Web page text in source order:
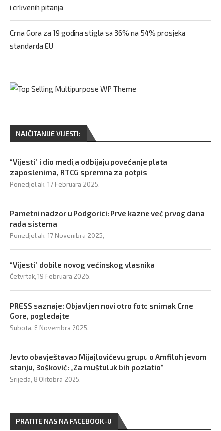
i crkvenih pitanja
Crna Gora za 19 godina stigla sa 36% na 54% prosjeka
standarda EU
NAJČITANIJE VIJESTI:
“Vijesti” i dio medija odbijaju povećanje plata
zaposlenima, RTCG spremna za potpis
Ponedjeljak, 17 Februara 2025,
Pametni nadzor u Podgorici: Prve kazne već prvog dana
rada sistema
Ponedjeljak, 17 Novembra 2025,
“Vijesti” dobile novog većinskog vlasnika
Četvrtak, 19 Februara 2026,
PRESS saznaje: Objavljen novi otro foto snimak Crne
Gore, pogledajte
Subota, 8 Novembra 2025,
Jevto obavještavao Mijajlovićevu grupu o Amfilohijevom
stanju, Bošković: „Za muštuluk bih pozlatio“
Srijeda, 8 Oktobra 2025,
PRATITE NAS NA FACEBOOK-U